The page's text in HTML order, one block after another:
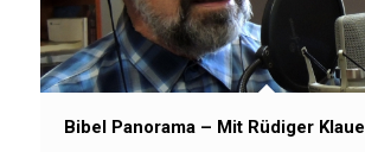
Bibel Panorama – Mit Rüdiger Klaue